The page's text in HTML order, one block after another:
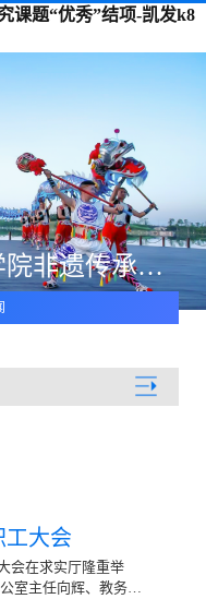
课题“优秀”结项-凯发k8
祝贺！江阳城建职业学院非遗传承研究课题“优秀”结项
工大会
会在求实厅隆重举
室主任向辉、教务处